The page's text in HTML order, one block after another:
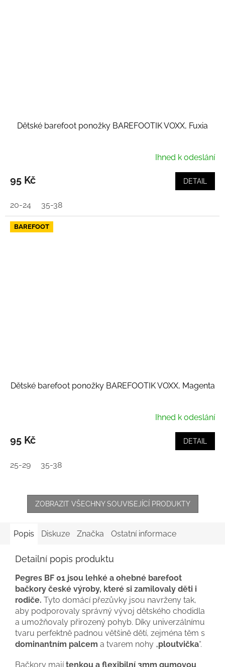
Dětské barefoot ponožky BAREFOOTIK VOXX, Fuxia
Ihned k odeslání
95 Kč DETAIL
20-24 35-38
BAREFOOT
Dětské barefoot ponožky BAREFOOTIK VOXX, Magenta
Ihned k odeslání
95 Kč DETAIL
25-29 35-38
ZOBRAZIT VŠECHNY SOUVISEJÍCÍ PRODUKTY
Popis Diskuze Značka Ostatní informace
Detailní popis produktu
Pegres BF 01 jsou lehké a ohebné barefoot
bačkory české výroby, které si zamilovaly děti i
rodiče. Tyto domácí přezůvky jsou navrženy tak,
aby podporovaly správný vývoj dětského chodidla
a umožňovaly přirozený pohyb. Díky univerzálnímu
tvaru perfektně padnou většině dětí, zejména těm s
dominantním palcem a tvarem nohy „ploutvička“.
Bačkory majítenkou a flexibilní 3mm gumovou